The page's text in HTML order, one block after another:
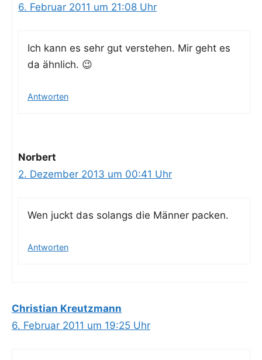
6. Februar 2011 um 21:08 Uhr
Ich kann es sehr gut ver­ste­hen. Mir geht es
da ähnlich. 😉
Antworten
Norbert
2. Dezember 2013 um 00:41 Uhr
Wen juckt das solangs die Män­ner packen.
Antworten
Christian Kreutzmann
6. Februar 2011 um 19:25 Uhr